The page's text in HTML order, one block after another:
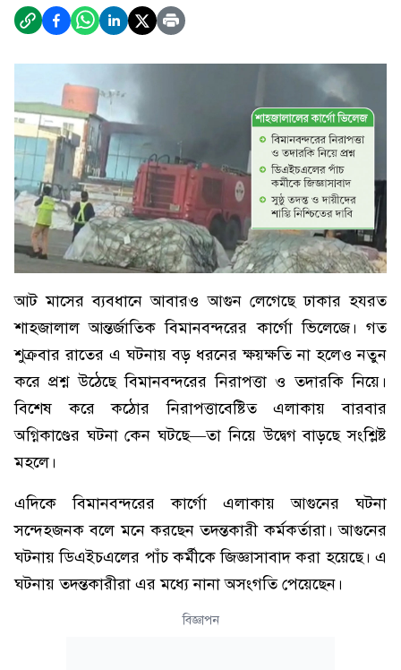
আট মাসের ব্যবধানে আবারও আগুন লেগেছে ঢাকার হযরত
শাহজালাল আন্তর্জাতিক বিমানবন্দরের কার্গো ভিলেজে। গত
শুক্রবার রাতের এ ঘটনায় বড় ধরনের ক্ষয়ক্ষতি না হলেও নতুন
করে প্রশ্ন উঠেছে বিমানবন্দরের নিরাপত্তা ও তদারকি নিয়ে।
বিশেষ করে কঠোর নিরাপত্তাবেষ্টিত এলাকায় বারবার
অগ্নিকাণ্ডের ঘটনা কেন ঘটছে—তা নিয়ে উদ্বেগ বাড়ছে সংশ্লিষ্ট
মহলে।
এদিকে বিমানবন্দরের কার্গো এলাকায় আগুনের ঘটনা
সন্দেহজনক বলে মনে করছেন তদন্তকারী কর্মকর্তারা। আগুনের
ঘটনায় ডিএইচএলের পাঁচ কর্মীকে জিজ্ঞাসাবাদ করা হয়েছে। এ
ঘটনায় তদন্তকারীরা এর মধ্যে নানা অসংগতি পেয়েছেন।
বিজ্ঞাপন